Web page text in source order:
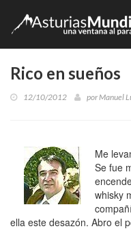
Rico en sueños
12/10/2012 porManuel
Me
Se fue
whisky
ella este desazón. Abro el